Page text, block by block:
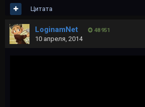
Цитата
LoginamNet 48 951
10 апреля, 2014